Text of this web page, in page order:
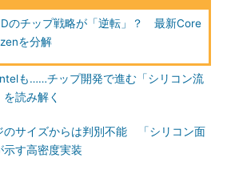
のチップ戦略が「逆転」？ 最新Core
を分解
も……チップ開発で進む「シリコン流
読み解く
のサイズからは判別不能 「シリコン面
示す高密度実装